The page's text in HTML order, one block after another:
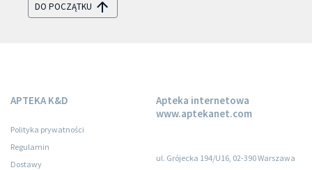
DO POCZĄTKU
APTEKA K&D
Polityka prywatności
Regulamin
Dostawy
Apteka internetowa
www.aptekanet.com
ul. Grójecka 194/U16, 02-390 Warszawa